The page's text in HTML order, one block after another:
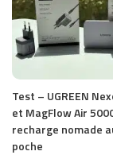
Test – UGREEN
et MagFlow Air
recharge nomade
poche